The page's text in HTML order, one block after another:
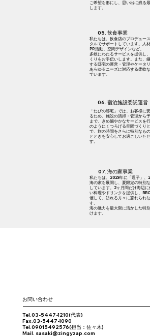
ご希望を形にし、思い出に残る
します。
​05. 飲食事業
私たちは、飲食店のプロデュー
タルでサポートしています。人
PR活動、空間デザインなど、
多岐にわたるサービスを提供し
くりをお手伝いします。また、
する邸宅の運営・管理やケータ
あらゆるニーズに対応する柔軟
ています。
​06. 宿泊施設委託運営
「たびの邸宅」では、お客様に
るため、施設の清掃・管理から
まで、きめ細やかなサービスを
のようにくつろげる空間づくり
で、旅の時間をさらに特別なも
とときを安心してお過ごしいた
す。
私たちは、2023年に「逗子」
海の家を展開し、夏限定の特別
しています。2ヶ月間だけ海辺
い料理やドリンクを提供し、
催して、訪れる方々に忘れられ
す。
海の魅力を最大限に活かした特
けます。
​07. 海の家事業
Tel.03-5447-1210(代表)
Fax.03-5447-1090
Tel.09015492576(担当：佐々木)
Mail. sasaki@zingyzap.com
​お問い合わせ